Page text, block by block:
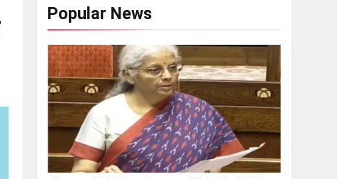
Popular News